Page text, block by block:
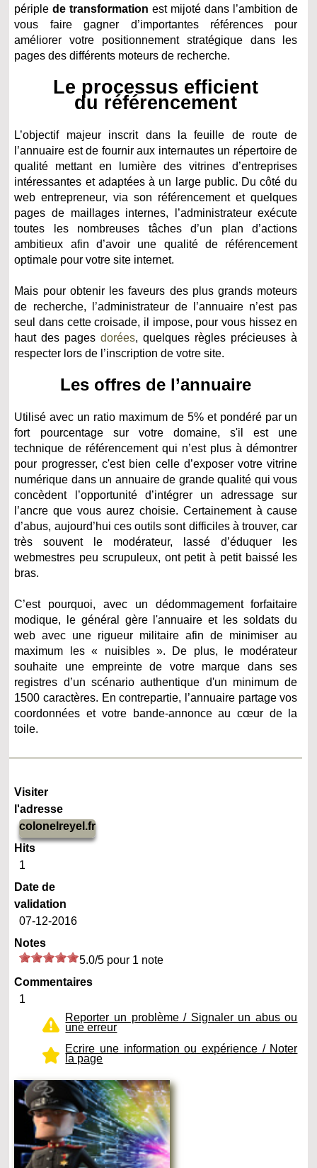
périplede transformationest mijoté dans l’ambition de
vous faire gagner d’importantes références pour
améliorer votre positionnement stratégique dans les
pages des différents moteurs de recherche.
Le processus efficient
du référencement
L’objectif majeur inscrit dans la feuille de route de
l’annuaire est de fournir aux internautes un répertoire de
qualité mettant en lumière des vitrines d’entreprises
intéressantes et adaptées à un large public. Du côté du
web entrepreneur, via son référencement et quelques
pages de maillages internes, l’administrateur exécute
toutes les nombreuses tâches d’un plan d’actions
ambitieux afin d’avoir une qualité de référencement
optimale pour votre site internet.
Mais pour obtenir les faveurs des plus grands moteurs
de recherche, l’administrateur de l’annuaire n’est pas
seul dans cette croisade, il impose, pour vous hissez en
haut des pagesdorées, quelques règles précieuses à
respecter lors de l’inscription de votre site.
Les offres de l’annuaire
Utilisé avec un ratio maximum de 5% et pondéré par un
fort pourcentage sur votre domaine, s'il est une
technique de référencement qui n’est plus à démontrer
pour progresser, c'est bien celle d’exposer votre vitrine
numérique dans un annuaire de grande qualité qui vous
concèdent l’opportunité d’intégrer un adressage sur
l’ancre que vous aurez choisie. Certainement à cause
d’abus, aujourd’hui ces outils sont difficiles à trouver, car
très souvent le modérateur, lassé d’éduquer les
webmestres peu scrupuleux, ont petit à petit baissé les
bras.
C’est pourquoi, avec un dédommagement forfaitaire
modique, le général gère l'annuaire et les soldats du
web avec une rigueur militaire afin de minimiser au
maximum les « nuisibles ». De plus, le modérateur
souhaite une empreinte de votre marque dans ses
registres d’un scénario authentique d'un minimum de
1500 caractères. En contrepartie, l’annuaire partage vos
coordonnées et votre bande-annonce au cœur de la
toile.
Visiter
l'adresse
colonelreyel.fr
Hits
1
Date de
validation
07-12-2016
Notes
5.0/5 pour 1 note
Commentaires
1
Reporter un problème / Signaler un abus ou
une erreur
Ecrire une information ou expérience / Noter
la page